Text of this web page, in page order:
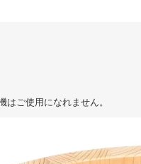
はご使用になれません。